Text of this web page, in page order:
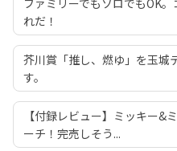
ファミリーでもソロでもOK
れだ！
芥川賞「推し、燃ゆ」を玉城
す。
【付録レビュー】ミッキー&
ーチ！完売しそう...